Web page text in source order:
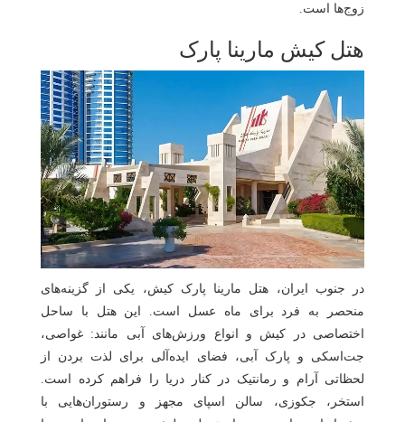
زوج‌ها است.
هتل کیش مارینا پارک
در جنوب ایران، هتل مارینا پارک کیش، یکی از گزینه‌های
منحصر به ‌فرد برای ماه عسل است. این هتل با ساحل
اختصاصی در کیش و انواع ورزش‌های آبی مانند: غواصی،
جت‌اسکی و پارک آبی، فضای ایده‌آلی برای لذت بردن از
لحظاتی آرام و رمانتیک در کنار دریا را فراهم کرده است.
استخر، جکوزی، سالن اسپای مجهز و رستوران‌هایی با